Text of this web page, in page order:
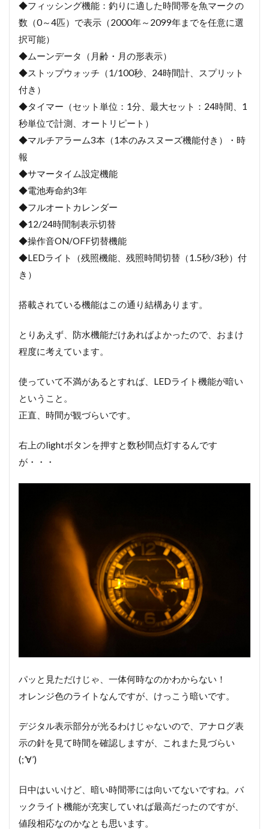
◆フィッシング機能：釣りに適した時間帯を魚マークの
数（0～4匹）で表示（2000年～2099年までを任意に選
択可能）
◆ムーンデータ（月齢・月の形表示）
◆ストップウォッチ（1/100秒、24時間計、スプリット
付き）
◆タイマー（セット単位：1分、最大セット：24時間、1
秒単位で計測、オートリピート）
◆マルチアラーム3本（1本のみスヌーズ機能付き）・時
報
◆サマータイム設定機能
◆電池寿命約3年
◆フルオートカレンダー
◆12/24時間制表示切替
◆操作音ON/OFF切替機能
◆LEDライト（残照機能、残照時間切替（1.5秒/3秒）付
き）
搭載されている機能はこの通り結構あります。
とりあえず、防水機能だけあればよかったので、おまけ
程度に考えています。
使っていて不満があるとすれば、LEDライト機能が暗い
ということ。
正直、時間が観づらいです。
右上のlightボタンを押すと数秒間点灯するんです
が・・・
パッと見ただけじゃ、一体何時なのかわからない！
オレンジ色のライトなんですが、けっこう暗いです。
デジタル表示部分が光るわけじゃないので、アナログ表
示の針を見て時間を確認しますが、これまた見づらい
(;’∀’)
日中はいいけど、暗い時間帯には向いてないですね。バ
ックライト機能が充実していれば最高だったのですが、
値段相応なのかなとも思います。